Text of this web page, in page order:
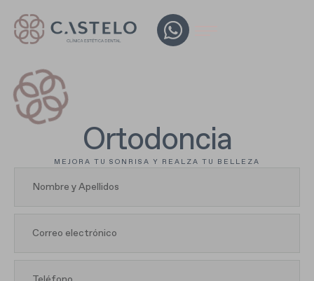
Ortodoncia
MEJORA TU SONRISA Y REALZA TU BELLEZA